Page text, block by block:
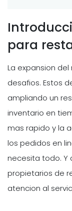
para
La expansion
desafios. Estos
ampliando un
inventario en
mas rapido y la
los pedidos en
necesita todo. Y
propietarios de
atencion al